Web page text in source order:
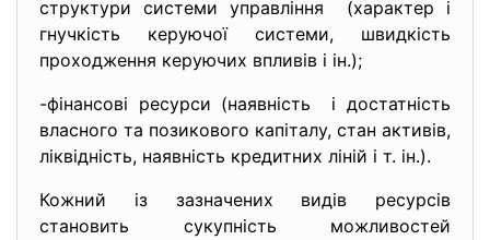
структури системи управління (характер і
гнучкість керуючої системи, швидкість
проходження керуючих впливів і ін.);
-фінансові ресурси (наявність і достатність
власного та позикового капіталу, стан активів,
ліквідність, наявність кредитних ліній і т. ін.).
Кожний із зазначених видів ресурсів
становить сукупність можливостей